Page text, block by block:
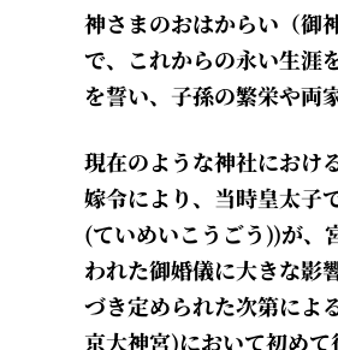
神さまのおはからい（御
で、これからの永い生涯
を誓い、子孫の繁栄や両
現在のような神社におけ
嫁令により、当時皇太子
(ていめいこうごう))が、
われた御婚儀に大きな影
づき定められた次第によ
京大神宮)において初め